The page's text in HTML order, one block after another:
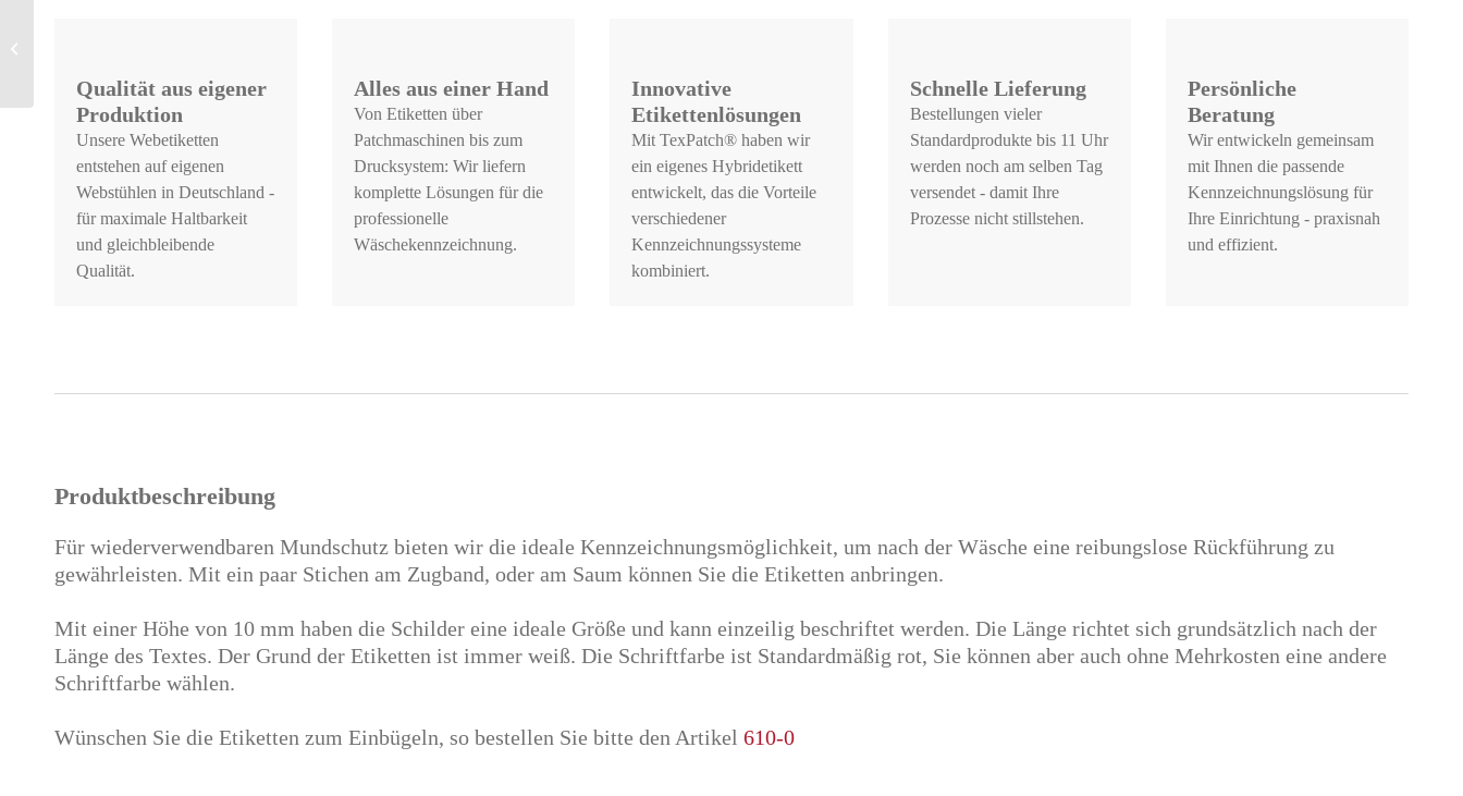
Qualität aus eigener
Produktion
Unsere Webetiketten
entstehen auf eigenen
Webstühlen in Deutschland -
für maximale Haltbarkeit
und gleichbleibende
Qualität.
Alles aus einer Hand
Von Etiketten über
Patchmaschinen bis zum
Drucksystem: Wir liefern
komplette Lösungen für die
professionelle
Wäschekennzeichnung.
Innovative
Etikettenlösungen
Mit TexPatch® haben wir
ein eigenes Hybridetikett
entwickelt, das die Vorteile
verschiedener
Kennzeichnungssysteme
kombiniert.
Schnelle Lieferung
Bestellungen vieler
Standardprodukte bis 11 Uhr
werden noch am selben Tag
versendet - damit Ihre
Prozesse nicht stillstehen.
Persönliche
Beratung
Wir entwickeln gemeinsam
mit Ihnen die passende
Kennzeichnungslösung für
Ihre Einrichtung - praxisnah
und effizient.
Produktbeschreibung
Für wiederverwendbaren Mundschutz bieten wir die ideale Kennzeichnungsmöglichkeit, um nach der Wäsche eine reibungslose Rückführung zu
gewährleisten. Mit ein paar Stichen am Zugband, oder am Saum können Sie die Etiketten anbringen.
Mit einer Höhe von 10 mm haben die Schilder eine ideale Größe und kann einzeilig beschriftet werden. Die Länge richtet sich grundsätzlich nach der
Länge des Textes. Der Grund der Etiketten ist immer weiß. Die Schriftfarbe ist Standardmäßig rot, Sie können aber auch ohne Mehrkosten eine andere
Schriftfarbe wählen.
Wünschen Sie die Etiketten zum Einbügeln, so bestellen Sie bitte den Artikel 610-0
Serife, für...